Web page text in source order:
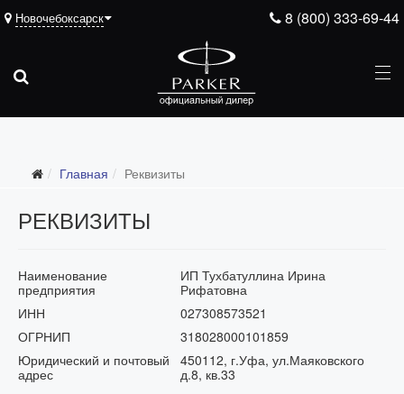
8 (800) 333-69-44
Новочебоксарск
Главная Реквизиты
РЕКВИЗИТЫ
Наименование
предприятия
ИП Тухбатуллина Ирина
Рифатовна
ИНН
027308573521
ОГРНИП
318028000101859
Юридический и почтовый
адрес
450112, г.Уфа, ул.Маяковского
д.8, кв.33